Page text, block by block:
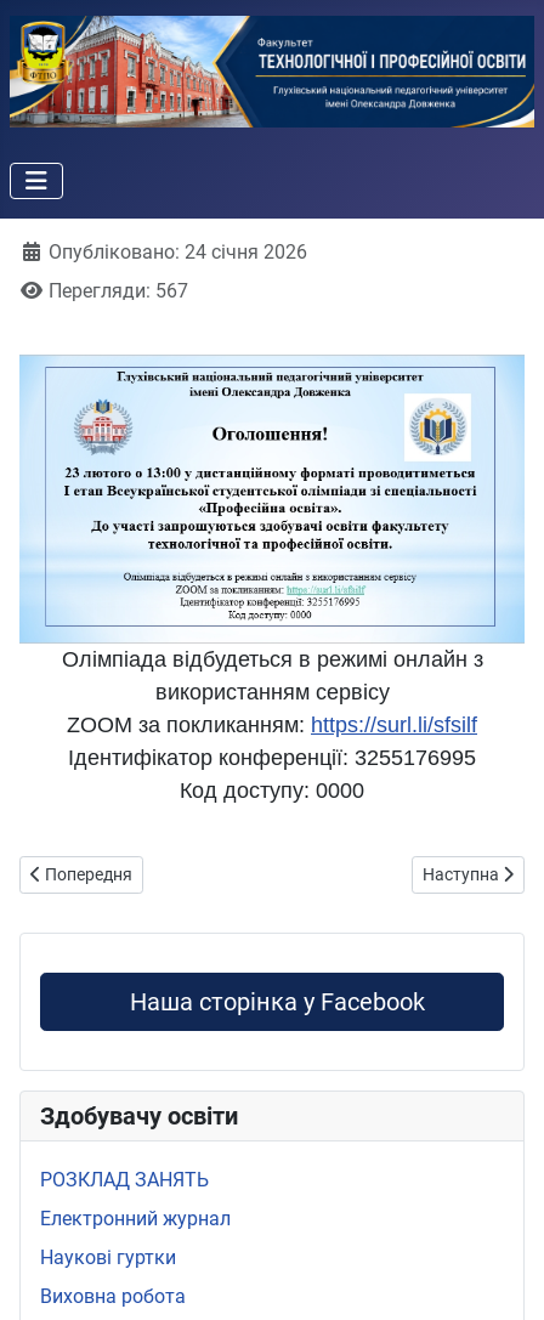
ДеталіОпубліковано: 24 січня 2026
Перегляди: 567
Олімпіада відбудеться в режимі онлайн з
використанням сервісу
ZOOM за покликанням: https://surl.li/sfsilf
Ідентифікатор конференції: 3255176995
Код доступу: 0000
Попередня стаття: графік проведення олімпіад (каф ТПО)
Попередня Наступна
Наступна
Наша сторінка у Facebook
Здобувачу освіти
РОЗКЛАД ЗАНЯТЬ
Електронний журнал
Наукові гуртки
Виховна робота